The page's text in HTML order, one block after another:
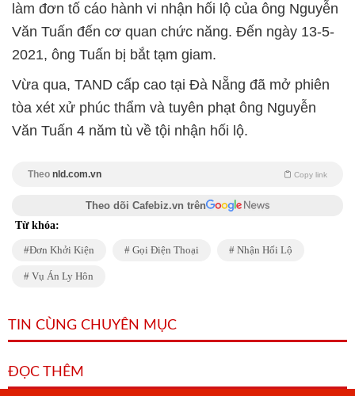
làm đơn tố cáo hành vi nhận hối lộ của ông Nguyễn
Văn Tuấn đến cơ quan chức năng. Đến ngày 13-5-
2021, ông Tuấn bị bắt tạm giam.
Vừa qua, TAND cấp cao tại Đà Nẵng đã mở phiên
tòa xét xử phúc thẩm và tuyên phạt ông Nguyễn
Văn Tuấn 4 năm tù về tội nhận hối lộ.
Theo nld.com.vn Copy link
Theo dõi Cafebiz.vn trên
Từ khóa:
Đơn Khởi Kiện Gọi Điện Thoại Nhận Hối Lộ
Vụ Án Ly Hôn
TIN CÙNG CHUYÊN MỤC
ĐỌC THÊM